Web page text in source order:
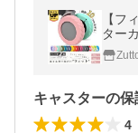
【フ
ター
ー キ
旅行
キャスターの
4